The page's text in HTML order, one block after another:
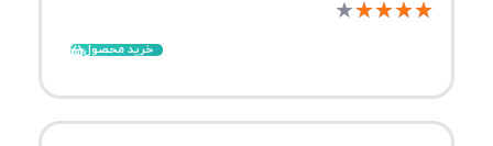
★
★
★
★
★
خرید محصول